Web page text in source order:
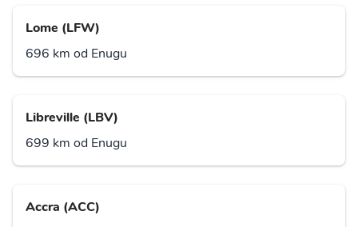
Lome (LFW)
696 km od Enugu
Libreville (LBV)
699 km od Enugu
Accra (ACC)